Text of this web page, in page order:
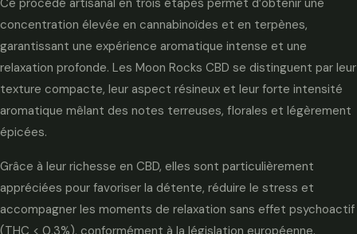
concentration élevée en cannabinoïdes et en terpènes,
garantissant une expérience aromatique intense et une
relaxation profonde. Les Moon Rocks CBD se distinguent par leur
texture compacte, leur aspect résineux et leur forte intensité
aromatique mêlant des notes terreuses, florales et légèrement
épicées.
Grâce à leur richesse en CBD, elles sont particulièrement
appréciées pour favoriser la détente, réduire le stress et
accompagner les moments de relaxation sans effet psychoactif
(THC < 0,3%), conformément à la législation européenne.